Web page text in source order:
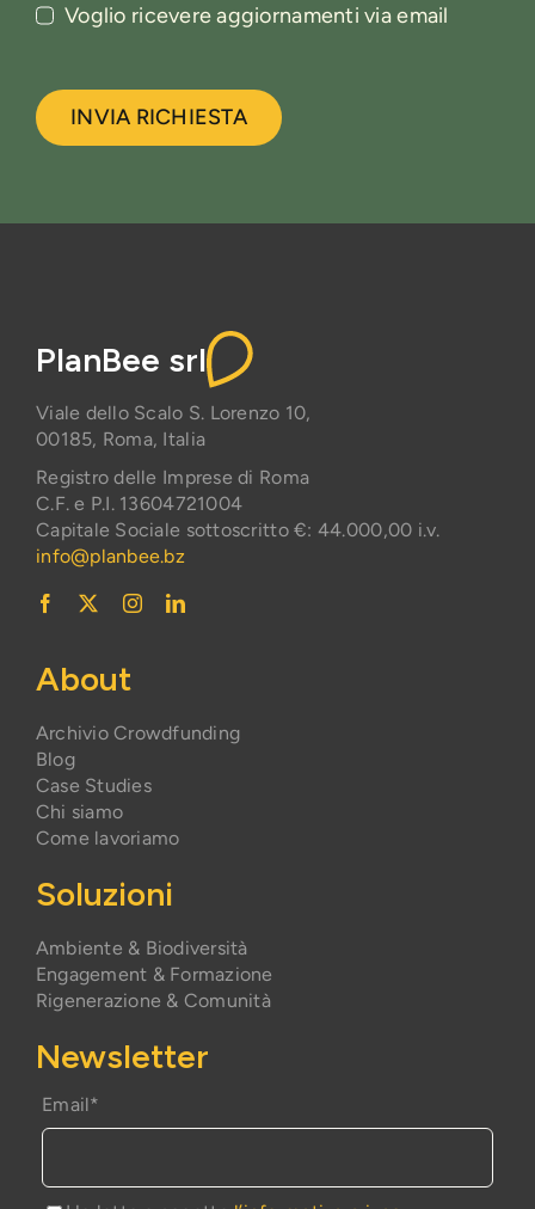
Voglio ricevere aggiornamenti via email
INVIA RICHIESTA
PlanBee srl
Viale dello Scalo S. Lorenzo 10,
00185, Roma, Italia
Registro delle Imprese di Roma
C.F. e P.I. 13604721004
Capitale Sociale sottoscritto €: 44.000,00 i.v.
info@planbee.bz
About
Archivio Crowdfunding
Blog
Case Studies
Chi siamo
Come lavoriamo
Soluzioni
Ambiente & Biodiversità
Engagement & Formazione
Rigenerazione & Comunità
Newsletter
Email*